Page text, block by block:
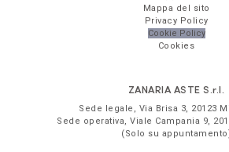
Mappa del sito
Privacy Policy
Cookie Policy
Cookies
ZANARIA ASTE S.r.l.
Sede legale, Via Brisa 3 20123
Sede operativa,Viale Campania 9
(Solo su